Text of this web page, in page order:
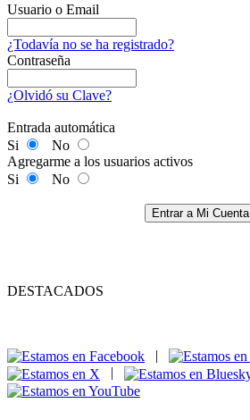
Usuario o Email
¿Todavía no se ha registrado?
Contraseña
¿Olvidó su Clave?
Entrada automática
Si
No
Agregarme a los usuarios activos
Si
No
Entrar a Mi Cuenta
DESTACADOS
|
|